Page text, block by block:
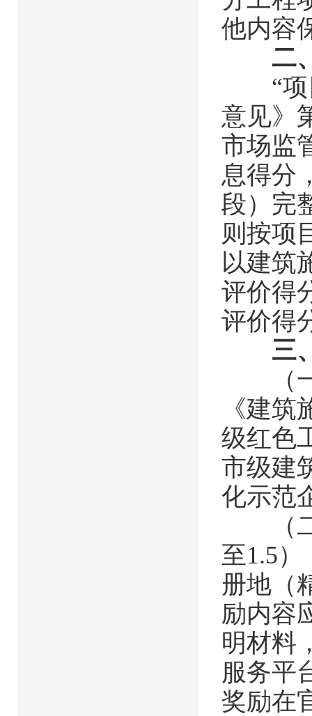
他内容
二
“项目
意见》
市场监
息得分
段）完
则按项
以建筑
评价得
评价得
三
（一
《建
级红色
市级建
化示范
（二
至1.5
册地（
励内容
明材料
服务平
奖励在